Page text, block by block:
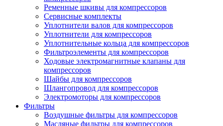
Ременные шкивы для компрессоров
Сервисные комплекты
Уплотнители валов для компрессоров
Уплотнители для компрессоров
Уплотнительные кольца для компрессоров
Фильтроэлементы для компрессоров
Ходовые электромагнитные клапаны для
компрессоров
Шайбы для компрессоров
Шлангопровод для компрессоров
Электромоторы для компрессоров
Фильтры
Воздушные фильтры для компрессоров
Масляные фильтры для компрессоров